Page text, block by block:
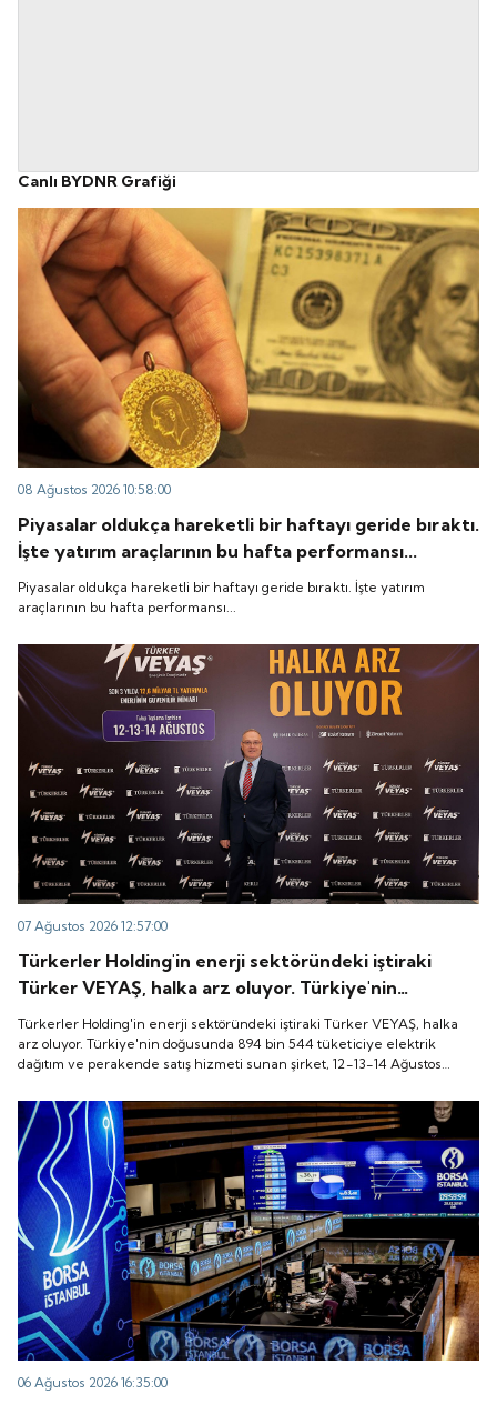
Canlı BYDNR Grafiği
08 Ağustos 2026 10:58:00
Piyasalar oldukça hareketli bir haftayı geride bıraktı.
İşte yatırım araçlarının bu hafta performansı...
Piyasalar oldukça hareketli bir haftayı geride bıraktı. İşte yatırım
araçlarının bu hafta performansı...
07 Ağustos 2026 12:57:00
Türkerler Holding'in enerji sektöründeki iştiraki
Türker VEYAŞ, halka arz oluyor. Türkiye'nin
doğusunda 894 bin 544 tüketiciye elektrik dağıtım
ve perakende satış hizmeti sunan şirket, 12-13-14
Ağustos tarihleri arasında pay başına 136 TL fiyatla
Türkerler Holding'in enerji sektöründeki iştiraki Türker VEYAŞ, halka
arz oluyor. Türkiye'nin doğusunda 894 bin 544 tüketiciye elektrik
dağıtım ve perakende satış hizmeti sunan şirket, 12-13-14 Ağustos
06 Ağustos 2026 16:35:00